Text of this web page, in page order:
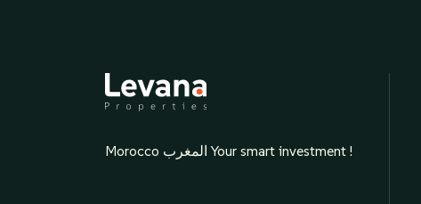
Morocco المغرب Your smart investment !